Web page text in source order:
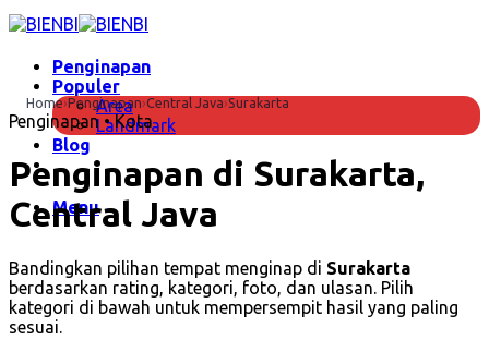
Skip
to
contentPenginapan
Populer
Area
Landmark
Blog
Menu
Home›Penginapan›Central Java›Surakarta
Penginapan • Kota
Penginapan di Surakarta,
Central Java
Bandingkan pilihan tempat menginap di Surakarta
berdasarkan rating, kategori, foto, dan ulasan. Pilih
kategori di bawah untuk mempersempit hasil yang paling
sesuai.